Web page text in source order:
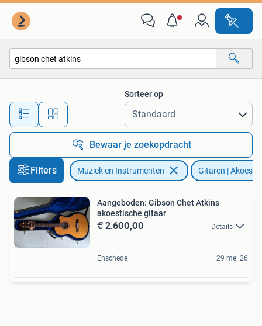
Alle afstanden…
Sorteer op
Bewaar je zoekopdracht
Filters Muziek en Instrumenten Gitaren |
Aangeboden: Gibson Chet Atkins
akoestische gitaar
€ 2.600,00 Details
Enschede 29 mei 26